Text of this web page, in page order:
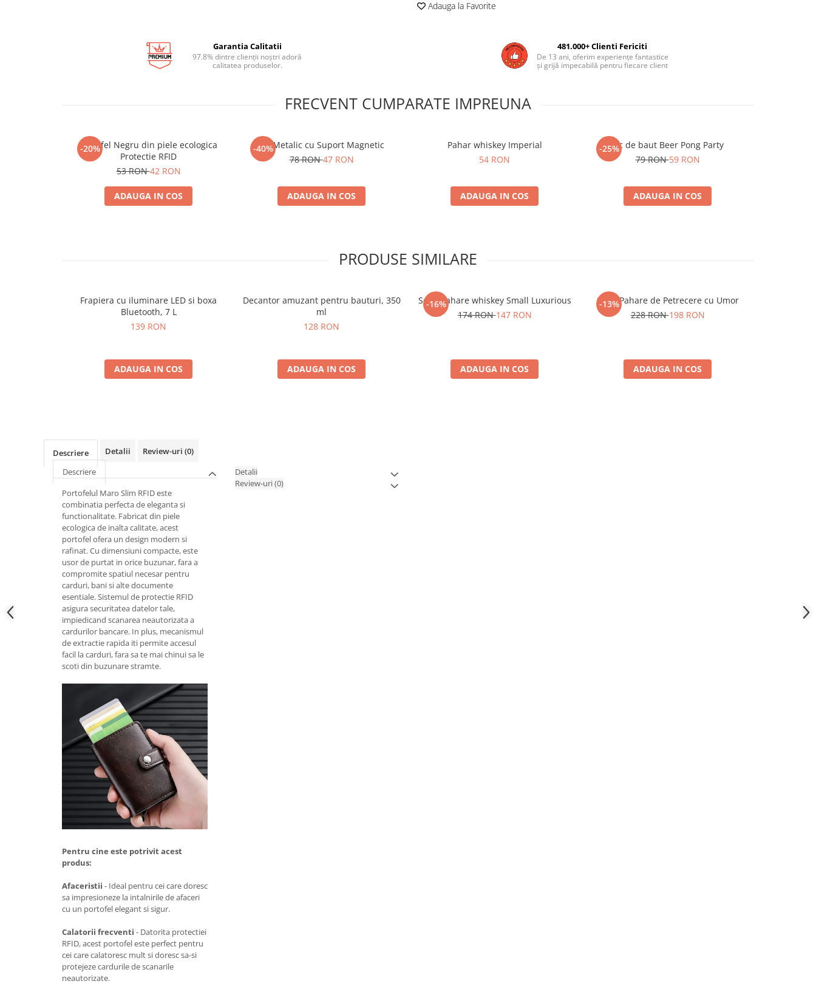
Adauga la Favorite
Garantia Calitatii
97.8% dintre clienții noștri adoră
calitatea produselor.
481.000+ Clienti Fericiti
De 13 ani, oferim experiențe fantastice
și grijă impecabilă pentru fiecare client
FRECVENT CUMPARATE IMPREUNA
-20%
Portofel Negru din piele ecologica
Protectie RFID
53 RON42 RON
ADAUGA IN COS
-40%
Pix Metalic cu Suport Magnetic
78 RON47 RON
ADAUGA IN COS
Pahar whiskey Imperial
54 RON
ADAUGA IN COS
-25%Joc de baut Beer Pong Party
79 RON59 RON
ADAUGA IN COS
PRODUSE SIMILARE
Frapiera cu iluminare LED si boxa
Bluetooth, 7 L
139 RON
ADAUGA IN COS
Decantor amuzant pentru bauturi, 350
ml
128 RON
ADAUGA IN COS
-16%
Set 6 Pahare whiskey Small Luxurious
174 RON147 RON
ADAUGA IN COS
-13%
Set 6 Pahare de Petrecere cu Umor
228 RON198 RON
ADAUGA IN COS
Descriere Detalii Review-uri (0)
Descriere
Portofelul Maro Slim RFID este
combinatia perfecta de eleganta si
functionalitate. Fabricat din piele
ecologica de inalta calitate, acest
portofel ofera un design modern si
rafinat. Cu dimensiuni compacte, este
usor de purtat in orice buzunar, fara a
compromite spatiul necesar pentru
carduri, bani si alte documente
esentiale. Sistemul de protectie RFID
asigura securitatea datelor tale,
impiedicand scanarea neautorizata a
cardurilor bancare. In plus, mecanismul
de extractie rapida iti permite accesul
facil la carduri, fara sa te mai chinui sa le
scoti din buzunare stramte.
Pentru cine este potrivit acest
produs:
Afaceristii - Ideal pentru cei care doresc
sa impresioneze la intalnirile de afaceri
cu un portofel elegant si sigur.
Calatorii frecventi - Datorita protectiei
RFID, acest portofel este perfect pentru
cei care calatoresc mult si doresc sa-si
protejeze cardurile de scanarile
neautorizate.
Detalii
Review-uri(0)